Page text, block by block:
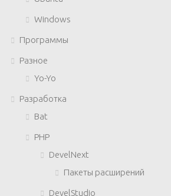
Windows
Программы
Разное
Yo-Yo
Разработка
Bat
PHP
DevelNext
Пакеты расширений
DevelStudio